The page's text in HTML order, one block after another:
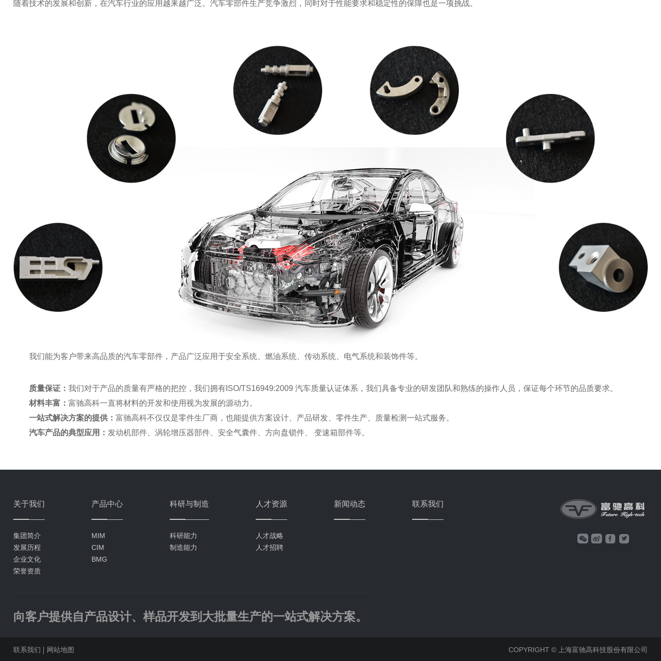
随着技术的发展和创新，在汽车行业的应用越来越广泛。汽车零部件生产竞争激烈，同时对于性能要求和稳定性的保障也是一项挑战。
我们能为客户带来高品质的汽车零部件，产品广泛应用于安全系统、燃油系统、传动系统、电气系统和装饰件等。
质量保证： 我们对于产品的质量有严格的把控，我们拥有ISO/TS16949:2009 汽车质量认证体系，我们具备专业的研发团队和熟练的操作人员，保证每个环节的品质要求。
材料丰富： 富驰高科一直将材料的开发和使用视为发展的源动力。
一站式解决方案的提供： 富驰高科不仅仅是零件生厂商，也能提供方案设计、产品研发、零件生产、质量检测一站式服务。
汽车产品的典型应用： 发动机部件、涡轮增压器部件、安全气囊件、方向盘锁件、 变速箱部件等。
关于我们
集团简介
发展历程
企业文化
荣誉资质
产品中心
MIM
CIM
BMG
科研与制造
科研能力
制造能力
人才资源
人才战略
人才招聘
新闻动态 联系我们
向客户提供自产品设计、样品开发到大批量生产的一站式解决方案。
联系我们 网站地图 COPYRIGHT © 上海富驰高科技股份有限公司